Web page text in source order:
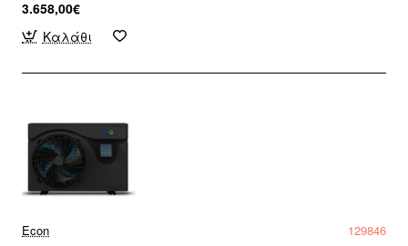
3.658,00€
Καλάθι
Econ 129846